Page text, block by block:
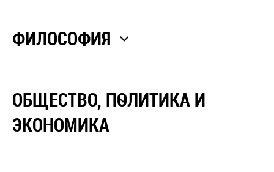
ФИЛОСОФИЯ
ОБЩЕСТВО, ПОЛИТИКА И
ЭКОНОМИКА